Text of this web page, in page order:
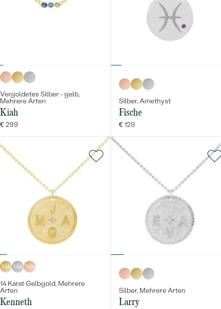
Vergoldetes Silber - gelb,
Mehrere Arten
Kiah
€ 299
Silber, Amethyst
Fische
€ 129
14k 14k 14k
14 Karat Gelbgold, Mehrere
Arten
Kenneth
Silber, Mehrere Arten
Larry